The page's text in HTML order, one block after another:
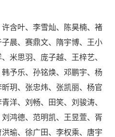
含叶、李雪灿、陈昊楠、褚
晨、赛鼎文、隋宇博、王小
米思羽、庞子越、王梓艺、
予乐、孙铭焕、邓鹏宇、杨
玥、张忠炜、张凯丽、杨官
洋、刘畅、田笑、刘骏涛、
鸿德、范明凯、王昱萱、胥
瑜、徐广田、李权乘、唐宇